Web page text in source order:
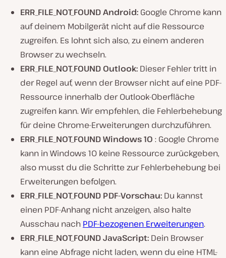
ERR_FILE_NOT_FOUND Android: Google Chrome kann
auf deinem Mobilgerät nicht auf die Ressource
zugreifen. Es lohnt sich also, zu einem anderen
Browser zu wechseln.
ERR_FILE_NOT_FOUND Outlook: Dieser Fehler tritt in
der Regel auf, wenn der Browser nicht auf eine PDF-
Ressource innerhalb der Outlook-Oberfläche
zugreifen kann. Wir empfehlen, die Fehlerbehebung
für deine Chrome-Erweiterungen durchzuführen.
ERR_FILE_NOT_FOUND Windows 10 : Google Chrome
kann in Windows 10 keine Ressource zurückgeben,
also musst du die Schritte zur Fehlerbehebung bei
Erweiterungen befolgen.
ERR_FILE_NOT_FOUND PDF-Vorschau: Du kannst
einen PDF-Anhang nicht anzeigen, also halte
Ausschau nach PDF-bezogenen Erweiterungen.
ERR_FILE_NOT_FOUND JavaScript: Dein Browser
kann eine Abfrage nicht laden, wenn du eine HTML-